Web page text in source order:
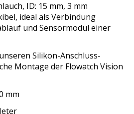
ID: 15 mm, 3 mm
ideal als Verbindung
und Sensormodul einer
Silikon-Anschluss-
Montage der Flowatch Vision
mm